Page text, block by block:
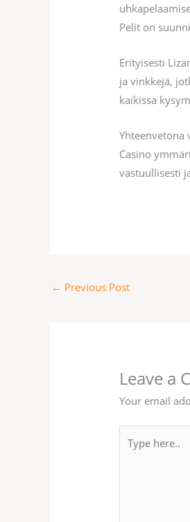
Pelit on
Erityisesti
ja vinkkejä,
kaikissa
Yhteenvetona
Casino
vastuullisesti
← Previous Post
Leave a
Your email
here..